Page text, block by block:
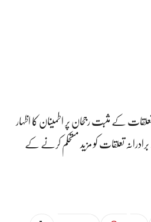
کے مثبت رجحان پر اطمینان کا اظہار
تعلقات کو مزید مستحکم کرنے کے